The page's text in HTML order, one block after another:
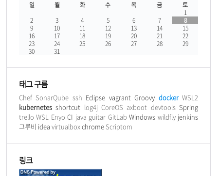
일 월 화 수 목 금
토
1
2
3 4 5 6 7
8
9
10 11 12 13 14
15
16
17 18 19 20 21
22
23
24 25 26 27 28
29
30
31
태그 구름
Chef SonarQube ssh Eclipse vagrant Groovy docker WSL2
kubernetes shortcut log4j CoreOS axboot devtools Spring
trello WSL Enyo CI java guitar GitLab Windows wildfly jenkins
그루비 idea virtualboxchrome Scriptom
링크